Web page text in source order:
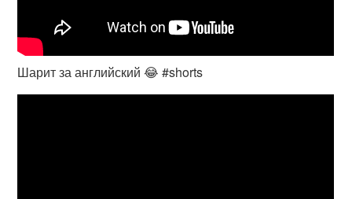
Шарит за английский 😂 #shorts